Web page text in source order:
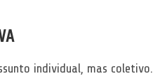
individual, mas coletivo.